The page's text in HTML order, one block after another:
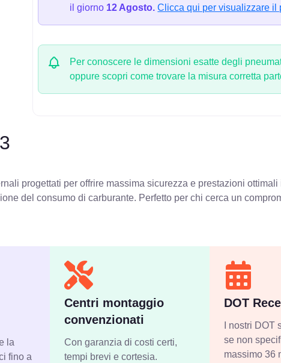
il giorno 12 Agosto. Clicca qui per visualizzare il
Per conoscere le dimensioni esatte degli
oppure scopri come trovare la misura corretta
progettati per offrire massima sicurezza e prestazioni
del consumo di carburante. Perfetto per chi cerca un
la
fino a
Centri montaggio
convenzionati
Con garanzia di costi certi,
tempi brevi e cortesia.
DOT
I nostri DOT
se non
massimo 36